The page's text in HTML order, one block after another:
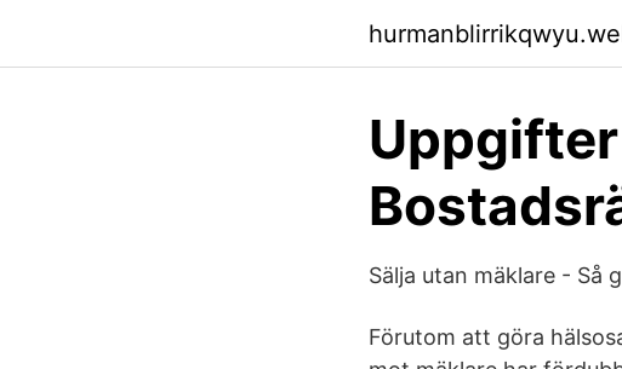
Sälja utan mäklare - Så
Förutom att göra